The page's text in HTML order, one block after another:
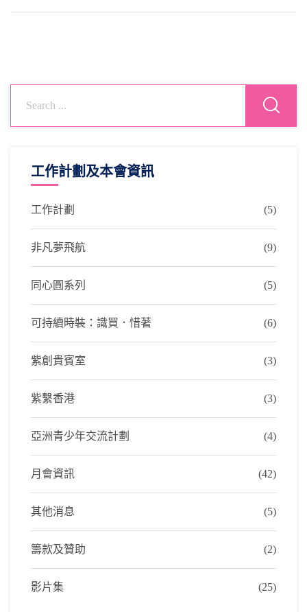
工作計劃及本會資訊
工作計劃 (5)
非凡夢飛航 (9)
同心圓系列 (5)
可持續時裝：識買．惜著 (6)
紫創貴賓室 (3)
紫繫香港 (3)
亞洲青少年交流計劃 (4)
月會資訊 (42)
其他消息 (5)
籌款及贊助 (2)
影片集 (25)